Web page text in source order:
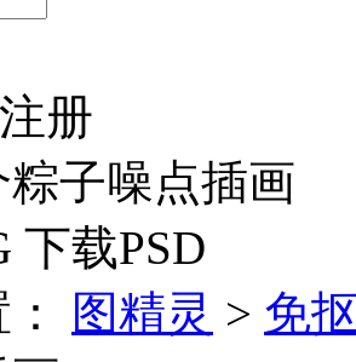
注册
子噪点插画
下载PSD
图精灵 > 免